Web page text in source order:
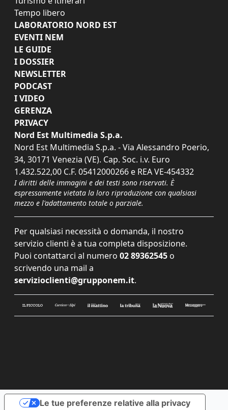
Tempo libero
LABORATORIO NORD EST
EVENTI NEM
LE GUIDE
I DOSSIER
NEWSLETTER
PODCAST
I VIDEO
GERENZA
PRIVACY
Nord Est Multimedia S.p.a.
Nord Est Multimedia S.p.a. - Via Alessandro Poerio,
34, 30171 Venezia (VE). Cap. Soc. i.v. Euro
1.432.522,00 C.F. 05412000266 e REA VE-454332
I diritti delle immagini e dei testi sono riservati. È
espressamente vietata la loro riproduzione con qualsiasi
mezzo e l'adattamento totale o parziale.
Per qualsiasi necessità o domanda, il nostro
servizio clienti è a tua completa disposizione.
Puoi contattarci al numero 02 89362545 o
scrivendo una mail a
servizioclienti@grupponem.it.
Le tue preferenze relative alla privacy